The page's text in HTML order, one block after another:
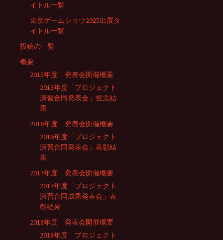
イトル一覧
東京ゲームショウ2025出展タ
イトル一覧
投稿の一覧
概要
2015年度 発表会開催概要
2015年度「プロジェクト
演習合同発表会」投票結
果
2016年度 発表会開催概要
2016年度「プロジェクト
演習合同発表会」表彰結
果
2017年度 発表会開催概要
2017年度「プロジェクト
演習合同成果発表会」表
彰結果
2018年度 発表会開催概要
2018年度「プロジェクト